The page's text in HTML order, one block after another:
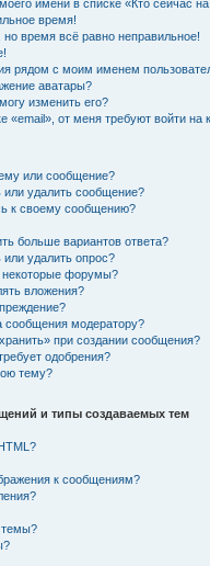
имени в списке «Кто сейчас
время!
время всё равно неправильное!
рядом с моим именем
аватары?
изменить его?
«email», от меня требуют войти на
или сообщение?
или удалить сообщение?
к своему сообщению?
больше вариантов ответа?
или удалить опрос?
форумы?
вложения?
сообщения модератору?
при создании сообщения?
одобрения?
тему?
и типы создаваемых тем
к сообщениям?
темы?